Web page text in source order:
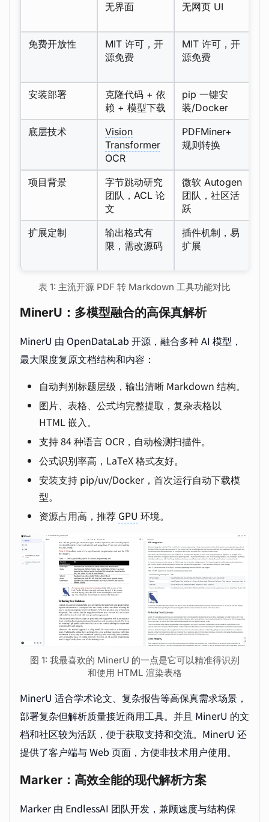
无界面
无网页 UI
免费开放性
MIT 许可，开
源免费
MIT 许可，开
源免费
安装部署
克隆代码 + 依
赖 + 模型下载
pip 一键安
装/Docker
底层技术
Vision
Transformer
OCR
PDFMiner+
规则转换
项目背景
字节跳动研究
团队，ACL 论
文
微软 Autogen
团队，社区活
跃
扩展定制
输出格式有
限，需改源码
插件机制，易
扩展
表 1: 主流开源 PDF 转 Markdown 工具功能对比
MinerU：多模型融合的高保真解析
MinerU 由 OpenDataLab 开源，融合多种 AI 模型，
最大限度复原文档结构和内容：
自动判别标题层级，输出清晰 Markdown 结构。
图片、表格、公式均完整提取，复杂表格以
HTML 嵌入。
支持 84 种语言 OCR，自动检测扫描件。
公式识别率高，LaTeX 格式友好。
安装支持 pip/uv/Docker，首次运行自动下载模
型。
资源占用高，推荐 GPU 环境。
图 1: 我最喜欢的 MinerU 的一点是它可以精准得识别
和使用 HTML 渲染表格
MinerU 适合学术论文、复杂报告等高保真需求场景，
部署复杂但解析质量接近商用工具。并且 MinerU 的文
档和社区较为活跃，便于获取支持和交流。MinerU 还
提供了客户端与 Web 页面，方便非技术用户使用。
Marker：高效全能的现代解析方案
Marker 由 EndlessAI 团队开发，兼顾速度与结构保